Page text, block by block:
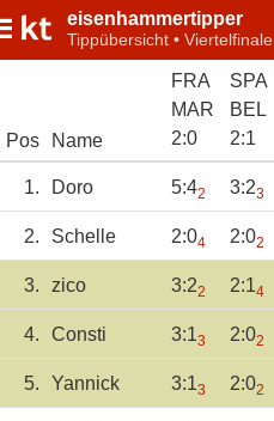
eisenhammertipper
Tippübersicht • Viertelfinale
Pos Name
FRA
MAR
2:0
SPA
BEL
2:1
1. Doro 5:42 3:23
2. Schelle 2:04 2:02
3. zico 3:22 2:14
4. Consti 3:13 2:02
5. Yannick 3:13 2:02